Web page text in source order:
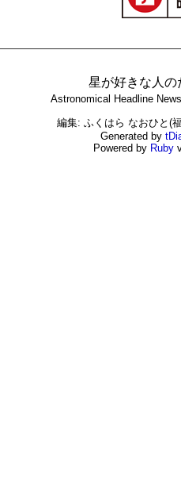
星が好きな人の
Astronomical Headline
編集: ふくはら なおひと(
Generated by
Powered by Ruby